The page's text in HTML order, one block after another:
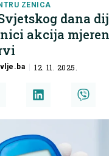
ZENICA
dana
akcija
12. 11. 2025.